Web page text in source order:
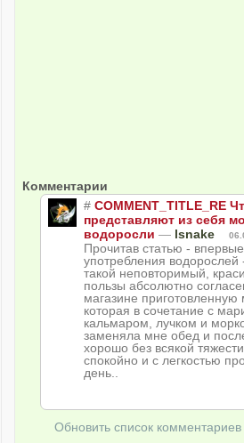
Комментарии
# COMMENT_TITLE_RE
представляют из себя
водоросли — lsnake
Прочитав статью -
употребления
такой неповторимый,
пользы абсолютно
магазине приготовленную
которая в сочетание с
кальмаром, лучком и
заменяла мне обед и
хорошо без всякой
спокойно и с легкостью
день..
Обновить список комментариев